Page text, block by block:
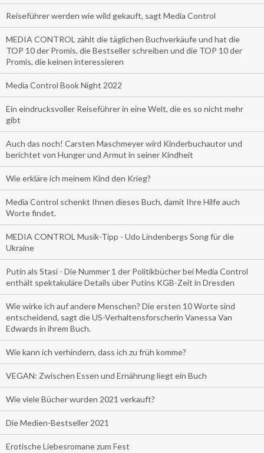
Reiseführer werden wie wild gekauft, sagt Media Control
MEDIA CONTROL zählt die täglichen Buchverkäufe und hat die
TOP 10 der Promis, die Bestseller schreiben und die TOP 10 der
Promis, die keinen interessieren
Media Control Book Night 2022
Ein eindrucksvoller Reiseführer in eine Welt, die es so nicht mehr
gibt
Auch das noch! Carsten Maschmeyer wird Kinderbuchautor und
berichtet von Hunger und Armut in seiner Kindheit
Wie erkläre ich meinem Kind den Krieg?
Media Control schenkt Ihnen dieses Buch, damit Ihre Hilfe auch
Worte findet.
MEDIA CONTROL Musik-Tipp - Udo Lindenbergs Song für die
Ukraine
Putin als Stasi - Die Nummer 1 der Politikbücher bei Media Control
enthält spektakuläre Details über Putins KGB-Zeit in Dresden
Wie wirke ich auf andere Menschen? Die ersten 10 Worte sind
entscheidend, sagt die US-Verhaltensforscherin Vanessa Van
Edwards in ihrem Buch.
Wie kann ich verhindern, dass ich zu früh komme?
VEGAN: Zwischen Essen und Ernährung liegt ein Buch
Wie viele Bücher wurden 2021 verkauft?
Die Medien-Bestseller 2021
Erotische Liebesromane zum Fest